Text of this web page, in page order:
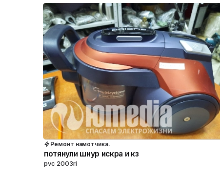
Ремонт намотчика.
потянули шнур искра и кз
pvc 2003ri